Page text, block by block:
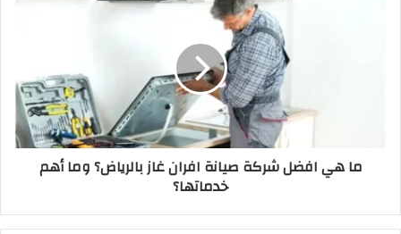
ما هي افضل شركة صيانة افران غاز بالرياض؟ وما أهم
خدماتها؟